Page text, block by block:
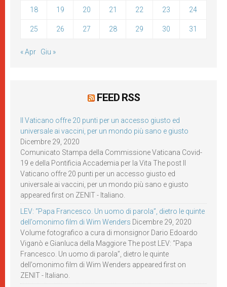
18 19 20 21 22 23 24
25 26 27 28 29 30 31
« Apr Giu »
FEED RSS
Il Vaticano offre 20 punti per un accesso giusto ed
universale ai vaccini, per un mondo più sano e giusto
Dicembre 29, 2020
Comunicato Stampa della Commissione Vaticana Covid-
19 e della Pontificia Accademia per la Vita The post Il
Vaticano offre 20 punti per un accesso giusto ed
universale ai vaccini, per un mondo più sano e giusto
appeared first on ZENIT - Italiano.
LEV: “Papa Francesco. Un uomo di parola”, dietro le quinte
dell’omonimo film di Wim Wenders Dicembre 29, 2020
Volume fotografico a cura di monsignor Dario Edoardo
Viganò e Gianluca della Maggiore The post LEV: “Papa
Francesco. Un uomo di parola”, dietro le quinte
dell’omonimo film di Wim Wenders appeared first on
ZENIT - Italiano.